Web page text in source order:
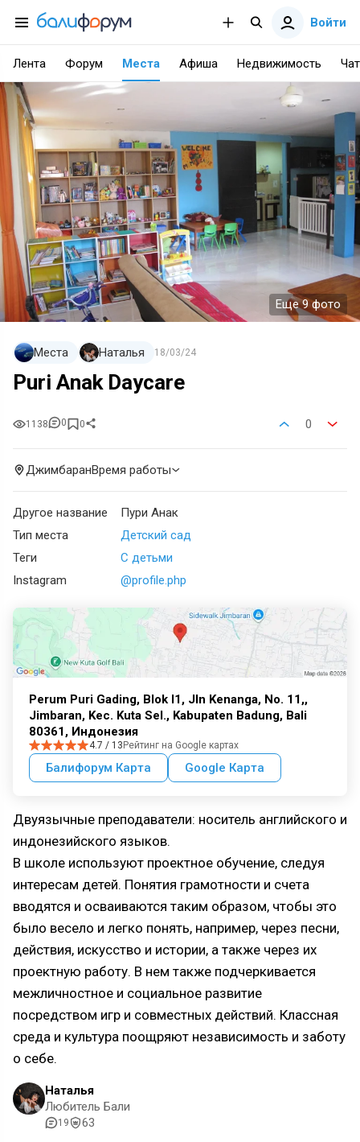
Войти
Лента Форум Места Афиша Недвижимость Чат
Еще 9 фото
Места Наталья 18/03/24
Puri Anak Daycare
1138 0 0 0
ДжимбаранВремя работы
Другое название
Пури Анак
Тип места
Детский сад
Теги
С детьми
Instagram
@profile.php
Perum Puri Gading, Blok I1, Jln Kenanga, No. 11,,
Jimbaran, Kec. Kuta Sel., Kabupaten Badung, Bali
80361, Индонезия
4.7 / 13 Рейтинг на Google картах
Балифорум Карта Google Карта
Двуязычные преподаватели: носитель английского и
индонезийского языков.
В школе используют проектное обучение, следуя
интересам детей. Понятия грамотности и счета
вводятся и осваиваются таким образом, чтобы это
было весело и легко понять, например, через песни,
действия, искусство и истории, а также через их
проектную работу. В нем также подчеркивается
межличностное и социальное развитие
посредством игр и совместных действий. Классная
среда и культура поощряют независимость и заботу
о себе.
Наталья
Любитель Бали
19 63